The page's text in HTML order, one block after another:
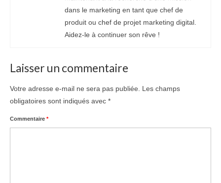
dans le marketing en tant que chef de
produit ou chef de projet marketing digital.
Aidez-le à continuer son rêve !
Laisser un commentaire
Votre adresse e-mail ne sera pas publiée.
Les champs
obligatoires sont indiqués avec *
Commentaire *